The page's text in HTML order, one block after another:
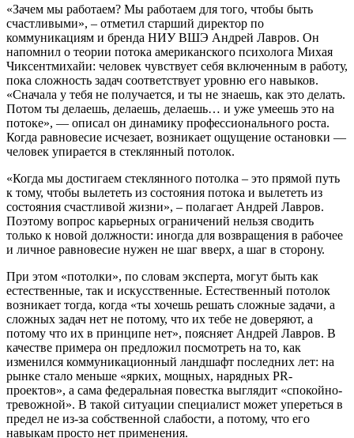
«Зачем мы работаем? Мы работаем для того, чтобы быть
счастливыми», – отметил старший директор по
коммуникациям и бренда НИУ ВШЭ Андрей Лавров. Он
напомнил о теории потока американского психолога Михая
Чиксентмихайи: человек чувствует себя включенным в работу,
пока сложность задач соответствует уровню его навыков.
«Сначала у тебя не получается, и ты не знаешь, как это делать.
Потом ты делаешь, делаешь, делаешь… и уже умеешь это на
потоке», — описал он динамику профессионального роста.
Когда равновесие исчезает, возникает ощущение остановки —
человек упирается в стеклянный потолок.
«Когда мы достигаем стеклянного потолка – это прямой путь
к тому, чтобы вылететь из состояния потока и вылететь из
состояния счастливой жизни», – полагает Андрей Лавров.
Поэтому вопрос карьерных ограничений нельзя сводить
только к новой должности: иногда для возвращения в рабочее
и личное равновесие нужен не шаг вверх, а шаг в сторону.
При этом «потолки», по словам эксперта, могут быть как
естественные, так и искусственные. Естественный потолок
возникает тогда, когда «ты хочешь решать сложные задачи, а
сложных задач нет не потому, что их тебе не доверяют, а
потому что их в принципе нет», поясняет Андрей Лавров. В
качестве примера он предложил посмотреть на то, как
изменился коммуникационный ландшафт последних лет: на
рынке стало меньше «ярких, мощных, нарядных PR-
проектов», а сама федеральная повестка выглядит «спокойно-
тревожной». В такой ситуации специалист может упереться в
предел не из-за собственной слабости, а потому, что его
навыкам просто нет применения.